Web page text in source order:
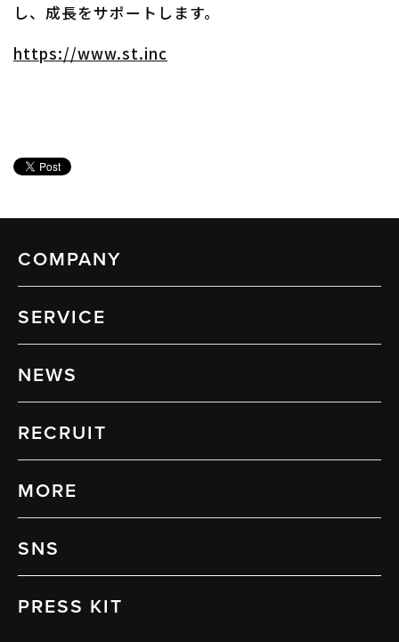
し、成長をサポートします。
https://www.st.inc
COMPANY
SERVICE
NEWS
RECRUIT
MORE
SNS
PRESS KIT